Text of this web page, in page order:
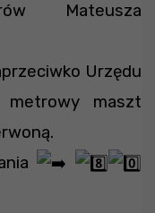
Mateusza
Urzędu
metrowy maszt